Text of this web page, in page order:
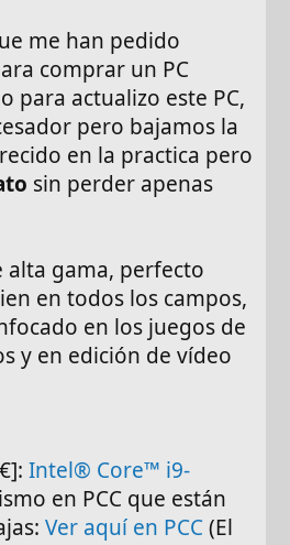
me han pedido
comprar un PC
para actualizo este PC,
pero bajamos la
en la practica pero
sin perder apenas
alta gama, perfecto
en todos los campos,
en los juegos de
y en edición de vídeo
Intel® Core™ i9-
en PCC que están
Ver aquí en PCC (El